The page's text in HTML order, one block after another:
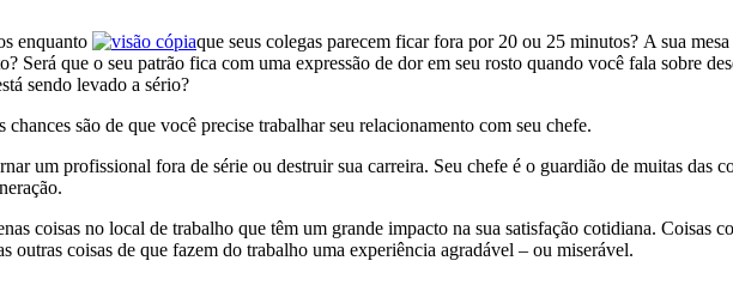
enquanto
que seus colegas parecem ficar fora por 20 ou 25 minutos? A sua
Será que o seu patrão fica com uma expressão de dor em seu rosto quando você fala sobre
sendo levado a sério?
são de que você precise trabalhar seu relacionamento com seu chefe.
um profissional fora de série ou destruir sua carreira. Seu chefe é o guardião de muitas das
coisas no local de trabalho que têm um grande impacto na sua satisfação cotidiana. Coisas
outras coisas de que fazem do trabalho uma experiência agradável – ou miserável.